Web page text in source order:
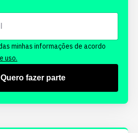
minhas informações de acordo
uso.
Quero fazer parte